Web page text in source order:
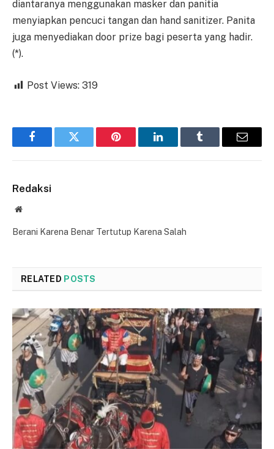
diantaranya menggunakan masker dan panitia
menyiapkan pencuci tangan dan hand sanitizer. Panita
juga menyediakan door prize bagi peserta yang hadir.
(*).
Post Views: 319
FacebookTwitter Pinterest LinkedInTumblr Email
Redaksi
Website
Berani Karena Benar Tertutup Karena Salah
RELATED POSTS